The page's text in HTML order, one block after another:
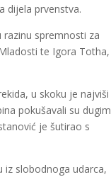
dijela prvenstva.
spremnosti za
te Igora Totha,
u skoku je najviši
pokušavali su dugim
je šutirao s
iz slobodnoga udarca,